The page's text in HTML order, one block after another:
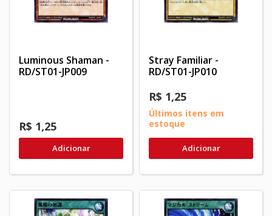
Luminous Shaman -
RD/ST01-JP009
R$ 1,25
Adicionar
Stray Familiar -
RD/ST01-JP010
R$ 1,25
Últimos itens em
estoque
Adicionar